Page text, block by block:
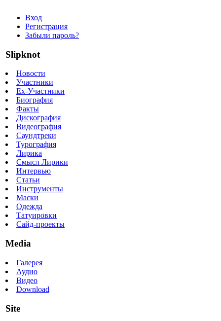
Вход
Регистрация
Забыли пароль?
Slipknot
Новости
Участники
Ex-Участники
Биография
Факты
Дискография
Видеография
Саундтреки
Турография
Лирика
Смысл Лирики
Интервью
Статьи
Инструменты
Маски
Одежда
Татуировки
Сайд-проекты
Media
Галерея
Аудио
Видео
Download
Site